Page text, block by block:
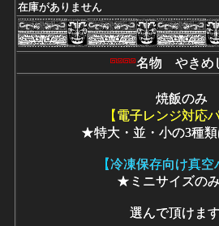
在庫がありません
名物 やきめ
焼飯のみ
【電子レンジ対応
★特大・並・小の3種類
【冷凍保存向け真空
★ミニサイズの
選んで頂けます